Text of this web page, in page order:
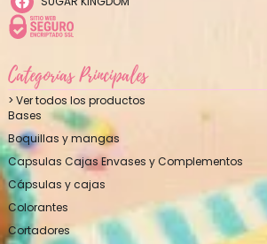
Categorías Principales
> Ver todos los productos
Bases
Boquillas y mangas
Capsulas Cajas Envases y Complementos
Cápsulas y cajas
Colorantes
Cortadores